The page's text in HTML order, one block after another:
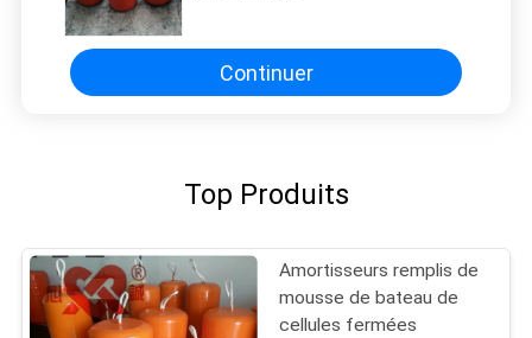
Continuer
Top Produits
Amortisseurs remplis de
mousse de bateau de
cellules fermées